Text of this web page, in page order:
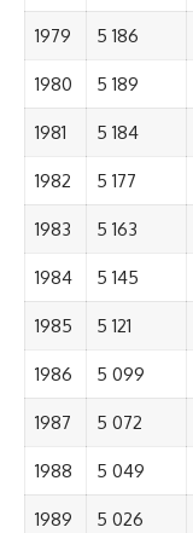
1979 5 186
1980 5 189
1981 5 184
1982 5 177
1983 5 163
1984 5 145
1985 5 121
1986 5 099
1987 5 072
1988 5 049
1989 5 026